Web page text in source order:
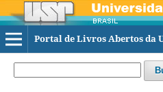
Portal de Livros Abertos da